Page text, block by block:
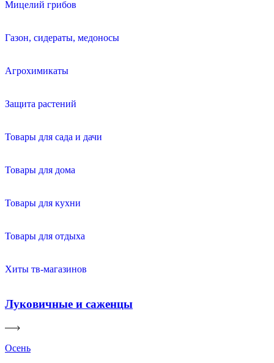
Мицелий грибов
Газон, сидераты, медоносы
Агрохимикаты
Защита растений
Товары для сада и дачи
Товары для дома
Товары для кухни
Товары для отдыха
Хиты тв-магазинов
Луковичные и саженцы
Осень